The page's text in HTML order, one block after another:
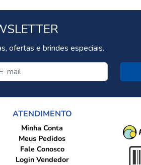
ofertas e brindes especiais.
ATENDIMENTO
Minha Conta
Meus Pedidos
Fale Conosco
Login Vendedor